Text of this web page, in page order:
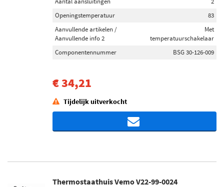
Openingstemperatuur
83
Aanvullende artikelen /
Aanvullende info 2
Met
temperatuurschakelaar
Componentennummer
BSG 30-126-009
€ 34,21
Tijdelijk uitverkocht
Thermostaathuis Vemo V22-99-0024